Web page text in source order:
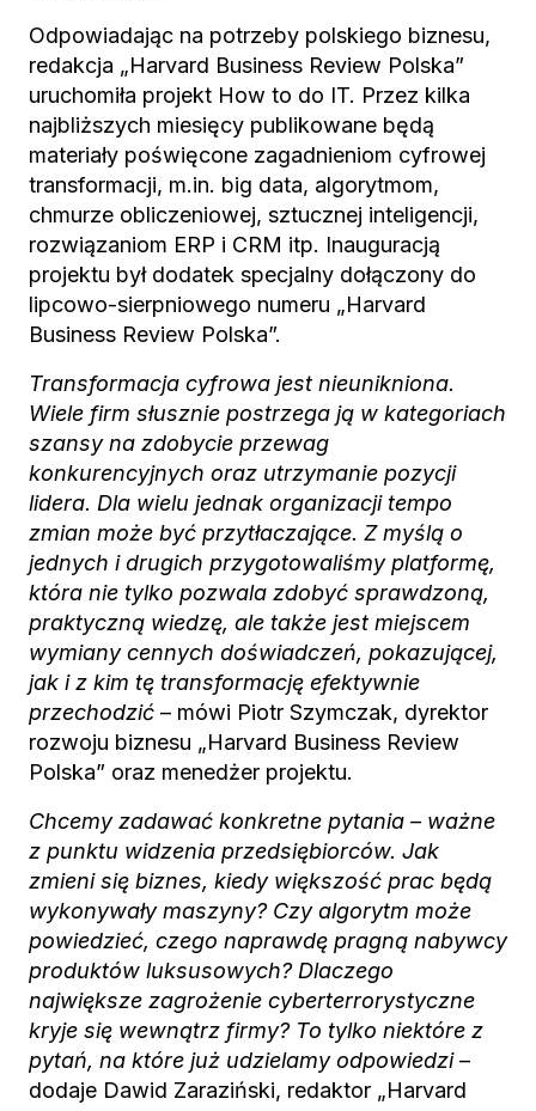
Odpowiadając na potrzeby polskiego biznesu,
redakcja „Harvard Business Review Polska”
uruchomiła projekt How to do IT. Przez kilka
najbliższych miesięcy publikowane będą
materiały poświęcone zagadnieniom cyfrowej
transformacji, m.in. big data, algorytmom,
chmurze obliczeniowej, sztucznej inteligencji,
rozwiązaniom ERP i CRM itp. Inauguracją
projektu był dodatek specjalny dołączony do
lipcowo-sierpniowego numeru „Harvard
Business Review Polska”.
Transformacja cyfrowa jest nieunikniona.
Wiele firm słusznie postrzega ją w kategoriach
szansy na zdobycie przewag
konkurencyjnych oraz utrzymanie pozycji
lidera. Dla wielu jednak organizacji tempo
zmian może być przytłaczające. Z myślą o
jednych i drugich przygotowaliśmy platformę,
która nie tylko pozwala zdobyć sprawdzoną,
praktyczną wiedzę, ale także jest miejscem
wymiany cennych doświadczeń, pokazującej,
jak i z kim tę transformację efektywnie
przechodzić – mówi Piotr Szymczak, dyrektor
rozwoju biznesu „Harvard Business Review
Polska” oraz menedżer projektu.
Chcemy zadawać konkretne pytania – ważne
z punktu widzenia przedsiębiorców. Jak
zmieni się biznes, kiedy większość prac będą
wykonywały maszyny? Czy algorytm może
powiedzieć, czego naprawdę pragną nabywcy
produktów luksusowych? Dlaczego
największe zagrożenie cyberterrorystyczne
kryje się wewnątrz firmy? To tylko niektóre z
pytań, na które już udzielamy odpowiedzi–
dodaje Dawid Zaraziński, redaktor „Harvard